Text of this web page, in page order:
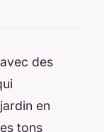
des
en
tons